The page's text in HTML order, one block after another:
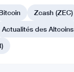
Zcash (ZEC)
Actualités des Altcoins